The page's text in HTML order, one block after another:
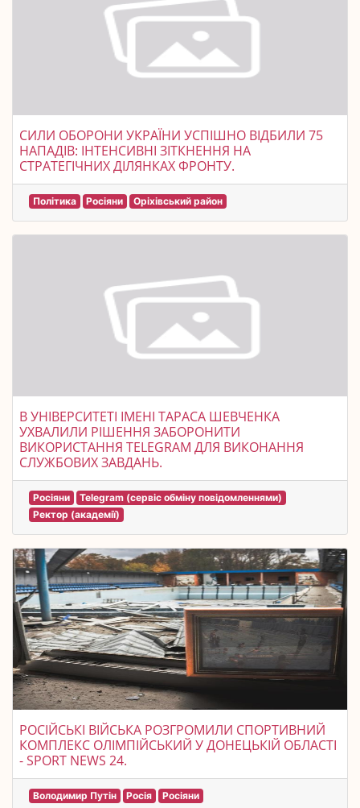
СИЛИ ОБОРОНИ УКРАЇНИ УСПІШНО ВІДБИЛИ 75
НАПАДІВ: ІНТЕНСИВНІ ЗІТКНЕННЯ НА
СТРАТЕГІЧНИХ ДІЛЯНКАХ ФРОНТУ.
Політика Росіяни Оріхівський район
В УНІВЕРСИТЕТІ ІМЕНІ ТАРАСА ШЕВЧЕНКА
УХВАЛИЛИ РІШЕННЯ ЗАБОРОНИТИ
ВИКОРИСТАННЯ TELEGRAM ДЛЯ ВИКОНАННЯ
СЛУЖБОВИХ ЗАВДАНЬ.
Росіяни
Telegram (сервіс обміну повідомленнями)
Ректор (академії)
РОСІЙСЬКІ ВІЙСЬКА РОЗГРОМИЛИ СПОРТИВНИЙ
КОМПЛЕКС ОЛІМПІЙСЬКИЙ У ДОНЕЦЬКІЙ ОБЛАСТІ
- SPORT NEWS 24.
Володимир Путін Росія Росіяни